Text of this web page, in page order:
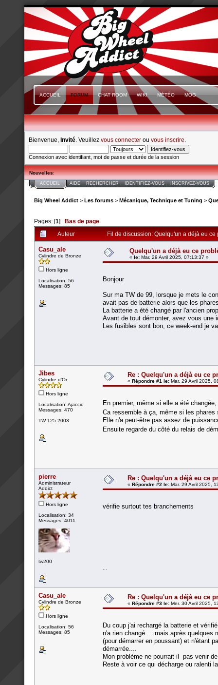
ACCUEIL FORUM CHAT ROOM WIKI MÉTÉO MOG
Bienvenue, Invité . Veuillez vous connecter ou vous inscrire
Connexion avec identifiant, mot de passe et durée de la session
Nouvelles:
ACCUEIL AIDE RECHERCHER IDENTIFIEZ-VOUS INSCRIVEZ-VOUS
Big Wheel Addict > Les forums > Mécanique, Technique et Tuning >
Pages: [1] Bas de page
Auteur
Fil de discussion: Quelqu'un a déjà eu
Casu_ale
Cylindre de Bronze
Hors ligne
Localisation: 56
Messages: 85
Quelqu'un a déjà eu ce
« le: Mar. 29 Avril 2025, 07:13:37 »
Bonjour
Sur ma TW de 99, lorsque je mets le
avait pas de batterie alors que les
La batterie a été changé par l'ancien
Avant de tout démonter, avez vous une
Les fusibles sont bon, ce week-end je
Jibes
Cylindre d'Or
Hors ligne
Localisation: Ajaccio
Messages: 470
TW 125 2003
Re : Quelqu'un a déjà eu ce
« Répondre #1 le: Mar. 29 Avril 2025,
En premier, même si elle a été
Ca ressemble à ça, même si les
Elle n'a peut-être pas assez de
Ensuite regarde du côté du relais de
pierre
Administrateur
Addict
Hors ligne
Localisation: 34
Messages: 4011
tw200
Re : Quelqu'un a déjà eu ce
« Répondre #2 le: Mar. 29 Avril 2025,
vérifie surtout tes branchements
Casu_ale
Cylindre de Bronze
Hors ligne
Localisation: 56
Messages: 85
Re : Quelqu'un a déjà eu ce
« Répondre #3 le: Mer. 30 Avril 2025,
Du coup j'ai rechargé la batterie et
n'a rien changé ....mais après
(pour démarrer en poussant) et n'étant
démarrée....
Mon problème ne pourrait il pas venir
Reste à voir ce qui décharge ou ralenti